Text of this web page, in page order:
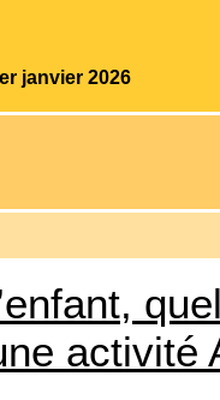
janvier 2026
activité